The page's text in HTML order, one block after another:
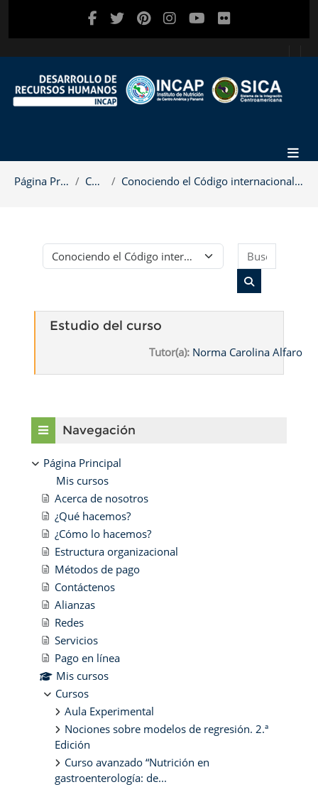
Salta al contenido principal
Página Principal Cursos Conociendo el Código internacional de comercializa...
Categorías
Buscar cursos
Estudio del curso
Tutor(a): Norma Carolina Alfaro
Bloques
Navegación
Página Principal
Mis cursos
Acerca de nosotros
¿Qué hacemos?
¿Cómo lo hacemos?
Estructura organizacional
Métodos de pago
Contáctenos
Alianzas
Redes
Servicios
Pago en línea
Mis cursos
Cursos
Aula Experimental
Nociones sobre modelos de regresión. 2.ª
Edición
Curso avanzado “Nutrición en
gastroenterología: de...